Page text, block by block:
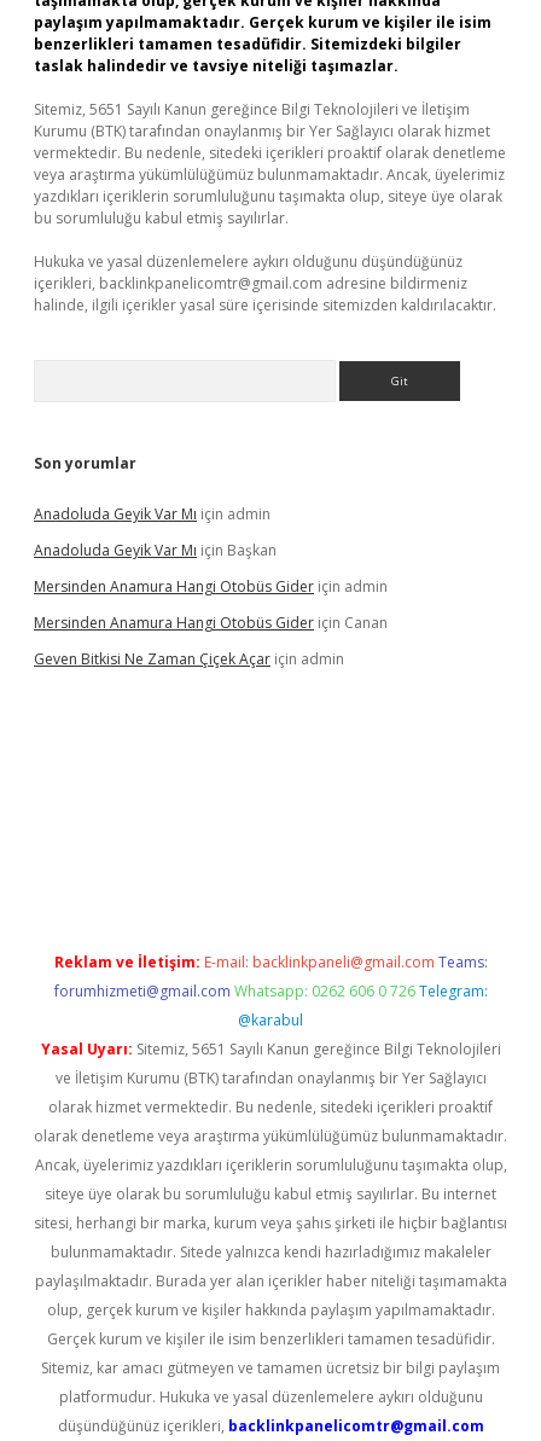
paylaşım yapılmamaktadır. Gerçek kurum ve kişiler ile isim
benzerlikleri tamamen tesadüfidir. Sitemizdeki bilgiler
taslak halindedir ve tavsiye niteliği taşımazlar.
Sitemiz, 5651 Sayılı Kanun gereğince Bilgi Teknolojileri ve İletişim
Kurumu (BTK) tarafından onaylanmış bir Yer Sağlayıcı olarak hizmet
vermektedir. Bu nedenle, sitedeki içerikleri proaktif olarak denetleme
veya araştırma yükümlülüğümüz bulunmamaktadır. Ancak, üyelerimiz
yazdıkları içeriklerin sorumluluğunu taşımakta olup, siteye üye olarak
bu sorumluluğu kabul etmiş sayılırlar.
Hukuka ve yasal düzenlemelere aykırı olduğunu düşündüğünüz
içerikleri, backlinkpanelicomtr@gmail.com adresine bildirmeniz
halinde, ilgili içerikler yasal süre içerisinde sitemizden kaldırılacaktır.
Son yorumlar
Anadoluda Geyik Var Mı için admin
Anadoluda Geyik Var Mı için Başkan
Mersinden Anamura Hangi Otobüs Gider için admin
Mersinden Anamura Hangi Otobüs Gider için Canan
Geven Bitkisi Ne Zaman Çiçek Açar için admin
Reklam ve İletişim: E-mail: backlinkpaneli@gmail.com Teams:
forumhizmeti@gmail.com Whatsapp: 0262 606 0 726 Telegram:
@karabul
Yasal Uyarı: Sitemiz, 5651 Sayılı Kanun gereğince Bilgi Teknolojileri
ve İletişim Kurumu (BTK) tarafından onaylanmış bir Yer Sağlayıcı
olarak hizmet vermektedir. Bu nedenle, sitedeki içerikleri proaktif
olarak denetleme veya araştırma yükümlülüğümüz bulunmamaktadır.
Ancak, üyelerimiz yazdıkları içeriklerin sorumluluğunu taşımakta olup,
siteye üye olarak bu sorumluluğu kabul etmiş sayılırlar. Bu internet
sitesi, herhangi bir marka, kurum veya şahıs şirketi ile hiçbir bağlantısı
bulunmamaktadır. Sitede yalnızca kendi hazırladığımız makaleler
paylaşılmaktadır. Burada yer alan içerikler haber niteliği taşımamakta
olup, gerçek kurum ve kişiler hakkında paylaşım yapılmamaktadır.
Gerçek kurum ve kişiler ile isim benzerlikleri tamamen tesadüfidir.
Sitemiz, kar amacı gütmeyen ve tamamen ücretsiz bir bilgi paylaşım
platformudur. Hukuka ve yasal düzenlemelere aykırı olduğunu
düşündüğünüz içerikleri, backlinkpanelicomtr@gmail.com